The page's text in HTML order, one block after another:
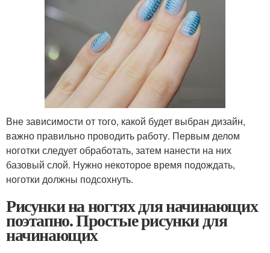
Вне зависимости от того, какой будет выбран дизайн,
важно правильно проводить работу. Первым делом
ноготки следует обработать, затем нанести на них
базовый слой. Нужно некоторое время подождать,
ноготки должны подсохнуть.
Рисунки на ногтях для начинающих
поэтапно. Простые рисунки для
начинающих